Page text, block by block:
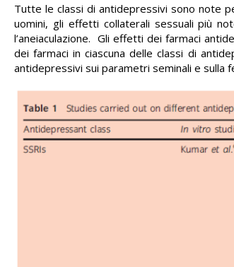
Tutte le classi di antidepressivi sono note
uomini, gli effetti collaterali sessuali più
l’aneiaculazione. Gli effetti dei farmaci
dei farmaci in ciascuna delle classi di
antidepressivi sui parametri seminali e sulla